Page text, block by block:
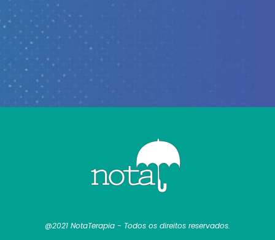
@2021 NotaTerapia - Todos os direitos reservados.